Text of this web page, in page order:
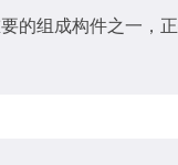
的组成构件之一，